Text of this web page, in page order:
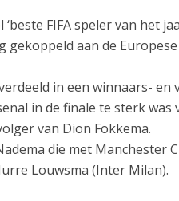
FIFA speler van het
gekoppeld aan de
in een winnaars- en
in de finale te sterk was
van Dion Fokkema.
die met Manchester
Louwsma (Inter Milan).